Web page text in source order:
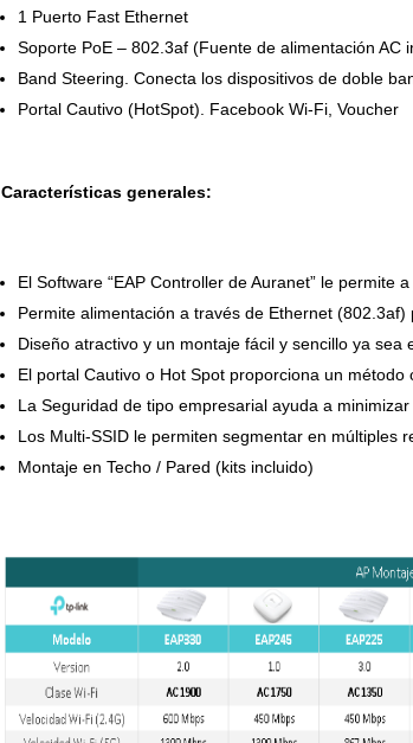
1 Puerto Fast Ethernet
Soporte PoE – 802.3af (Fuente de alimentación AC
Band Steering. Conecta los dispositivos de doble
Portal Cautivo (HotSpot). Facebook Wi-Fi, Voucher
Características generales:
El Software “EAP Controller de Auranet” le
Permite alimentación a través de Ethernet
Diseño atractivo y un montaje fácil y sencillo ya sea
El portal Cautivo o Hot Spot proporciona un
La Seguridad de tipo empresarial ayuda a
Los Multi-SSID le permiten segmentar en múltiples
Montaje en Techo / Pared (kits incluido)